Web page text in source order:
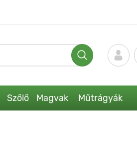
Szőlő Magvak Műtrágyák